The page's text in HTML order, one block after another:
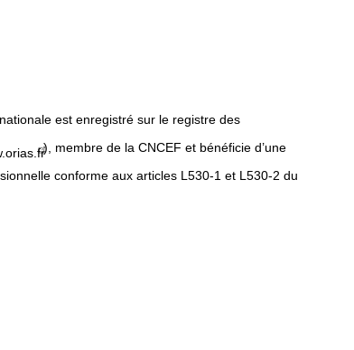
est enregistré sur le registre des
), membre de la CNCEF et bénéficie d’une
conforme aux articles L530-1 et L530-2 du